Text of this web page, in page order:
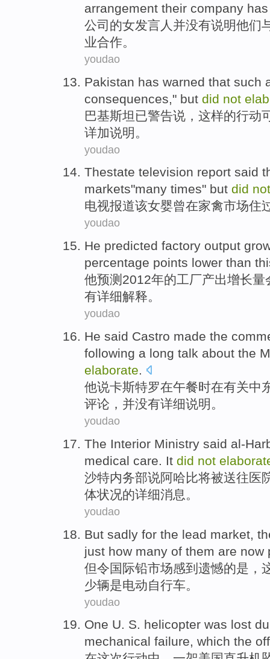
arrangement their company has
公司 的女发言人 并没有说明他们
业合作。
youdao
Pakistan has warned that such
consequences ," but did not
巴基斯坦 已警告说， 这样的行动
详加说明。
youdao
Thestate television report said
markets"many times" but did not
电视报道该女婴曾在家禽市场住
youdao
He predicted factory output
percentage points lower than
他预测 2012年的工厂产出增长量
有详细解释。
youdao
He said Castro made the
following a long talk about the
elaborate.
他说卡斯特罗在午餐时在有关中
评论 ， 并没有详细说明。
youdao
The Interior Ministry said al-
medical care. It did not
沙特内务部说阿哈比将被送往医
体状况的详细消息。
youdao
But sadly for the lead market
just how many of them are now
但令国际铅市场感到遗憾的是，
少辆是电动自行车。
youdao
One U. S. helicopter was lost
mechanical failure, which the